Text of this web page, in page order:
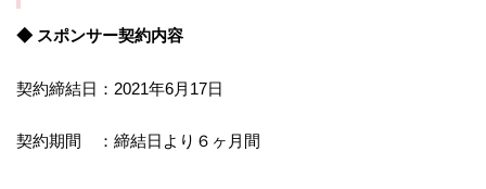
◆ スポンサー契約内容
契約締結日：2021年6月17日
契約期間 ：締結日より６ヶ月間